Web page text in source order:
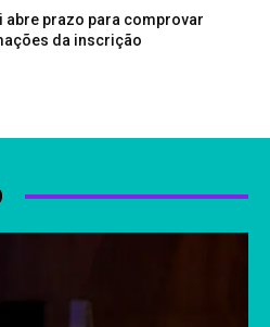
abre prazo para comprovar
da inscrição